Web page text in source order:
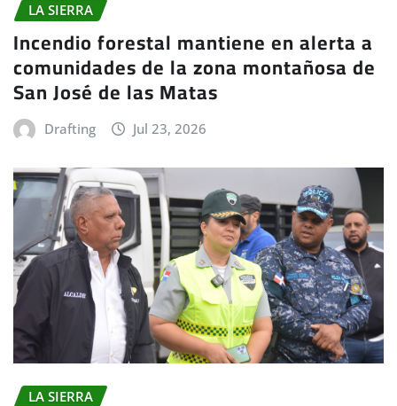
LA SIERRA
Incendio forestal mantiene en alerta a
comunidades de la zona montañosa de
San José de las Matas
Drafting Jul 23, 2026
LA SIERRA